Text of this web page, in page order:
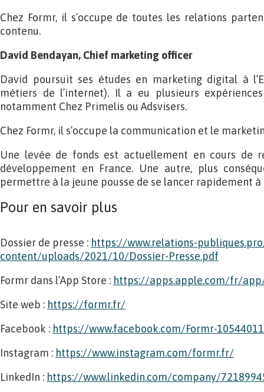
Chez Formr, il s’occupe de toutes les relations
contenu.
David Bendayan, Chief marketing officer
David poursuit ses études en marketing digital à
métiers de l’internet). Il a eu plusieurs
notamment Chez Primelis ou Adsvisers.
Chez Formr, il s’occupe la communication et le
Une levée de fonds est actuellement en cours de
développement en France. Une autre, plus
permettre à la jeune pousse de se lancer rapidement à
Pour en savoir plus
Dossier de presse : https://www.relations-
content/uploads/2021/10/Dossier-Presse.pdf
Formr dans l’App Store : https://apps.apple.com/fr/
Site web : https://formr.fr/
Facebook : https://www.facebook.com/Formr-
Instagram : https://www.instagram.com/formr.fr/
LinkedIn : https://www.linkedin.com/company/